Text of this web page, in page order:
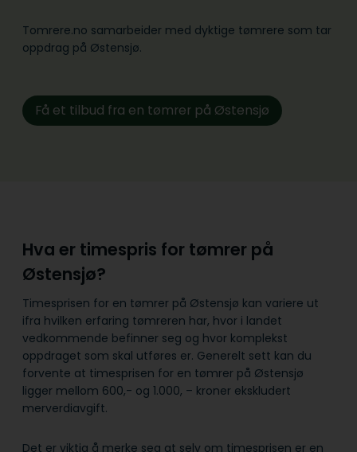
Tomrere.no samarbeider med dyktige tømrere som tar
oppdrag på Østensjø.
Få et tilbud fra en tømrer på Østensjø
Hva er timespris for tømrer på
Østensjø?
Timesprisen for en tømrer på Østensjø kan variere ut
ifra hvilken erfaring tømreren har, hvor i landet
vedkommende befinner seg og hvor komplekst
oppdraget som skal utføres er. Generelt sett kan du
forvente at timesprisen for en tømrer på Østensjø
ligger mellom 600,- og 1.000, – kroner ekskludert
merverdiavgift.
Det er viktig å merke seg at selv om timesprisen er en